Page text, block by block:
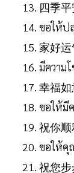
四季
ขอให้ป
家好运
มีความ
幸福如
ขอให้มี
祝你
ขอให้คุ
祝您